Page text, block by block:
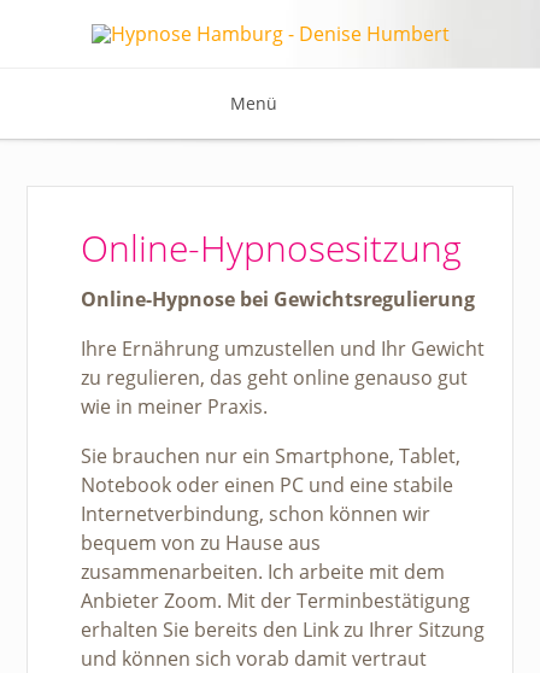
Menü
Online-Hypnosesitzung
Online-Hypnose bei Gewichtsregulierung
Ihre Ernährung umzustellen und Ihr Gewicht
zu regulieren, das geht online genauso gut
wie in meiner Praxis.
Sie brauchen nur ein Smartphone, Tablet,
Notebook oder einen PC und eine stabile
Internetverbindung, schon können wir
bequem von zu Hause aus
zusammenarbeiten. Ich arbeite mit dem
Anbieter Zoom. Mit der Terminbestätigung
erhalten Sie bereits den Link zu Ihrer Sitzung
und können sich vorab damit vertraut